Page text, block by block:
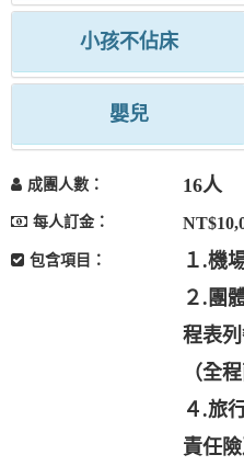
小孩不佔床
嬰兒
成團人數： 16人
每人訂金：
包含項目：
１.機
２.團
程表
（全
４.旅
責任